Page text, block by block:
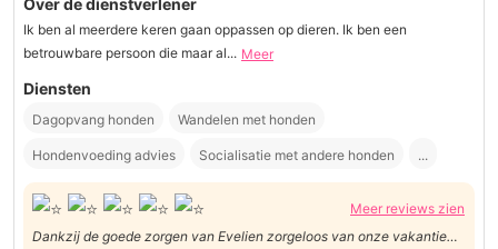
Over de dienstverlener
Ik ben al meerdere keren gaan oppassen op dieren. Ik ben een
betrouwbare persoon die maar al... Meer
Diensten
Dagopvang honden Wandelen met honden
Hondenvoeding advies Socialisatie met andere honden ...
Meer reviews zien
Dankzij de goede zorgen van Evelien zorgeloos van onze vakantie